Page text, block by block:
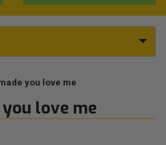
you love me
love me